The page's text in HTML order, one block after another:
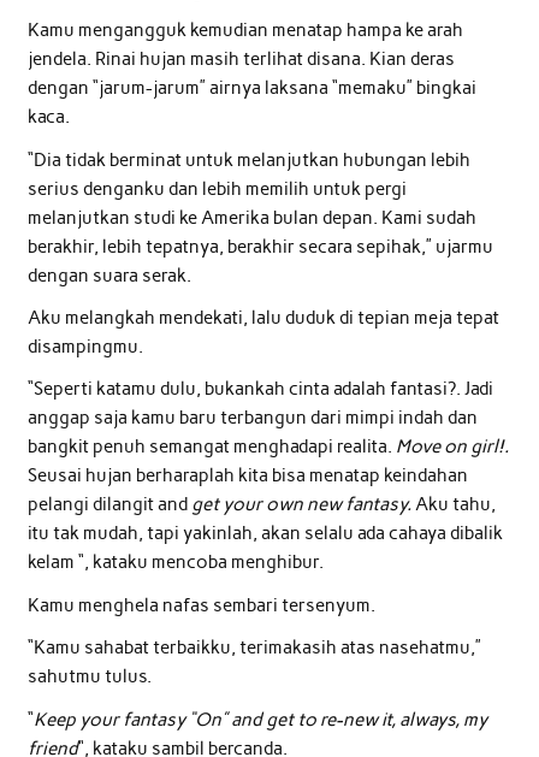
Kamu mengangguk kemudian menatap hampa ke arah
jendela. Rinai hujan masih terlihat disana. Kian deras
dengan “jarum-jarum” airnya laksana “memaku” bingkai
kaca.
“Dia tidak berminat untuk melanjutkan hubungan lebih
serius denganku dan lebih memilih untuk pergi
melanjutkan studi ke Amerika bulan depan. Kami sudah
berakhir, lebih tepatnya, berakhir secara sepihak,” ujarmu
dengan suara serak.
Aku melangkah mendekati, lalu duduk di tepian meja tepat
disampingmu.
“Seperti katamu dulu, bukankah cinta adalah fantasi?. Jadi
anggap saja kamu baru terbangun dari mimpi indah dan
bangkit penuh semangat menghadapi realita. Move on girl!.
Seusai hujan berharaplah kita bisa menatap keindahan
pelangi dilangit and get your own new fantasy.Aku tahu,
itu tak mudah, tapi yakinlah, akan selalu ada cahaya dibalik
kelam “, kataku mencoba menghibur.
Kamu menghela nafas sembari tersenyum.
“Kamu sahabat terbaikku, terimakasih atas nasehatmu,”
sahutmu tulus.
“Keep your fantasy “On” and get to re-new it, always, my
friend“, kataku sambil bercanda.